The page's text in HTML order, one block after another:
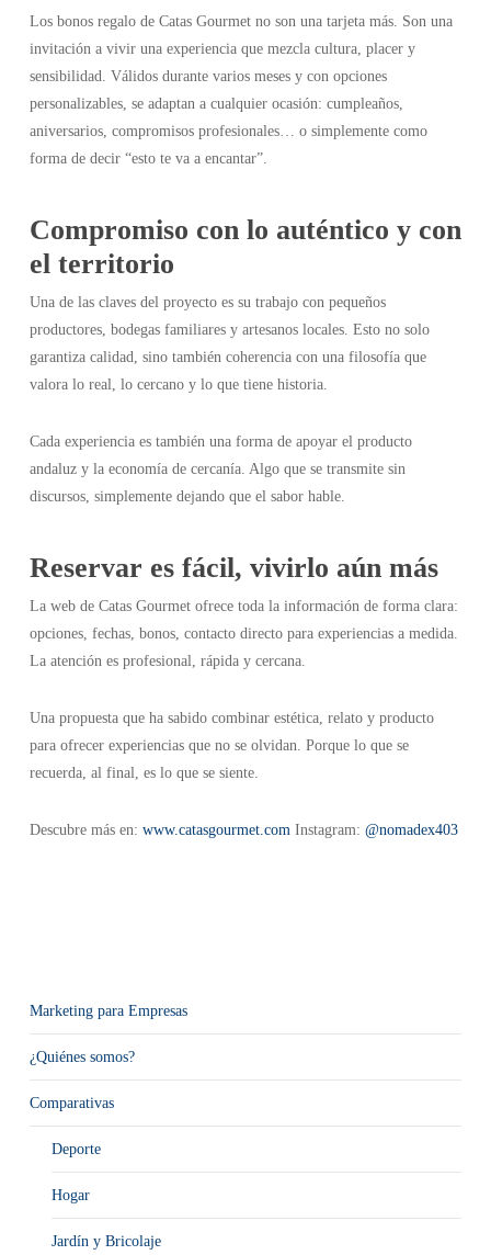
Los bonos regalo de Catas Gourmet no son una tarjeta más. Son una
invitación a vivir una experiencia que mezcla cultura, placer y
sensibilidad. Válidos durante varios meses y con opciones
personalizables, se adaptan a cualquier ocasión: cumpleaños,
aniversarios, compromisos profesionales… o simplemente como
forma de decir “esto te va a encantar”.
Compromiso con lo auténtico y con
el territorio
Una de las claves del proyecto es su trabajo con pequeños
productores, bodegas familiares y artesanos locales. Esto no solo
garantiza calidad, sino también coherencia con una filosofía que
valora lo real, lo cercano y lo que tiene historia.
Cada experiencia es también una forma de apoyar el producto
andaluz y la economía de cercanía. Algo que se transmite sin
discursos, simplemente dejando que el sabor hable.
Reservar es fácil, vivirlo aún más
La web de Catas Gourmet ofrece toda la información de forma clara:
opciones, fechas, bonos, contacto directo para experiencias a medida.
La atención es profesional, rápida y cercana.
Una propuesta que ha sabido combinar estética, relato y producto
para ofrecer experiencias que no se olvidan. Porque lo que se
recuerda, al final, es lo que se siente.
Descubre más en: www.catasgourmet.comInstagram: @nomadex403
Marketing para Empresas
¿Quiénes somos?
Comparativas
Deporte
Hogar
Jardín y Bricolaje